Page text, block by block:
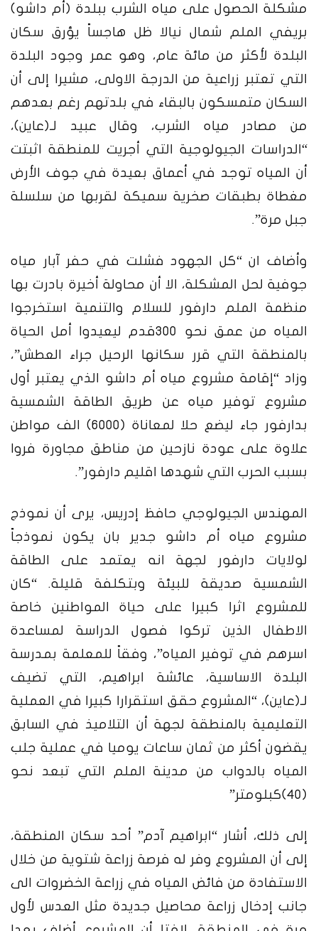
مشكلة الحصول على مياه الشرب ببلدة (أم داشو)
بريفي الملم شمال نيالا ظل هاجساً يؤرق سكان
البلدة لأكثر من مائة عام، وهو عمر وجود البلدة
التي تعتبر زراعية من الدرجة الاولى، مشيرا إلى أن
السكان متمسكون بالبقاء في بلدتهم رغم بعدهم
من مصادر مياه الشرب، وقال عبيد لـ(عاين)،
“الدراسات الجيولوجية التي أجريت للمنطقة اثبتت
أن المياه توجد في أعماق بعيدة في جوف الأرض
مغطاة بطبقات صخرية سميكة لقربها من سلسلة
جبل مرة”.
وأضاف ان “كل الجهود فشلت في حفر آبار مياه
جوفية لحل المشكلة، الا أن محاولة أخيرة بادرت بها
منظمة الملم دارفور للسلام والتنمية استخرجوا
المياه من عمق نحو ٣٠٠قدم ليعيدوا أمل الحياة
بالمنطقة التي قرر سكانها الرحيل جراء العطش”،
وزاد “إقامة مشروع مياه أم داشو الذي يعتبر أول
مشروع توفير مياه عن طريق الطاقة الشمسية
بدارفور جاء ليضع حلا لمعاناة (٦٠٠٠) الف مواطن
علاوة على عودة نازحين من مناطق مجاورة فروا
بسبب الحرب التي شهدها اقليم دارفور”.
المهندس الجيولوجي حافظ إدريس، يرى أن نموذج
مشروع مياه أم داشو جدير بان يكون نموذجاً
لولايات دارفور لجهة انه يعتمد على الطاقة
الشمسية صديقة للبيئة وبتكلفة قليلة. “كان
للمشروع اثرا كبيرا على حياة المواطنين خاصة
الاطفال الذين تركوا فصول الدراسة لمساعدة
اسرهم في توفير المياه”، وفقاً للمعلمة بمدرسة
البلدة الاساسية، عائشة ابراهيم، التي تضيف
لـ(عاين)، “المشروع حقق استقرارا كبيرا في العملية
التعليمية بالمنطقة لجهة أن التلاميذ في السابق
يقضون أكثر من ثمان ساعات يوميا في عملية جلب
المياه بالدواب من مدينة الملم التي تبعد نحو
(٤٠)كبلومتر”
إلى ذلك، أشار “ابراهيم آدم” أحد سكان المنطقة،
إلى أن المشروع وفر له فرصة زراعة شتوية من خلال
الاستفادة من فائض المياه في زراعة الخضروات الى
جانب إدخال زراعة محاصيل جديدة مثل العدس لأول